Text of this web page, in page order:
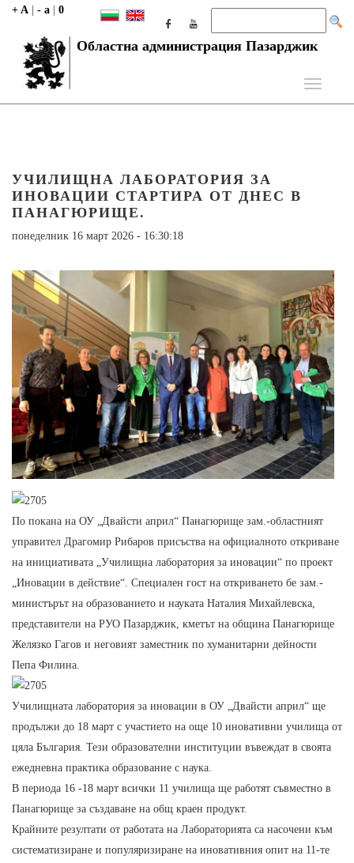
+ A - a 0
Областна администрация Пазарджик
Toggle
УЧИЛИЩНА ЛАБОРАТОРИЯ ЗА
ИНОВАЦИИ СТАРТИРА ОТ ДНЕС В
ПАНАГЮРИЩЕ.
понеделник 16 март 2026 - 16:30:18
По покана на ОУ „Двайсти април“ Панагюрище зам.-областният
управител Драгомир Рибаров присъства на официалното откриване
на инициативата „Училищна лаборатория за иновации“ по проект
„Иновации в действие“. Специален гост на откриването бе зам.-
министърът на образованието и науката Наталия Михайлевска,
представители на РУО Пазарджик, кметът на община Панагюрище
Желязко Гагов и неговият заместник по хуманитарни дейности
Пепа Филина.
Училищната лаборатория за иновации в ОУ „Двайсти април“ ще
продължи до 18 март с участието на още 10 иновативни училища от
цяла България. Тези образователни институции въвеждат в своята
ежедневна практика образование с наука.
В периода 16 -18 март всички 11 училища ще работят съвместно в
Панагюрище за създаване на общ краен продукт.
Крайните резултати от работата на Лабораторията са насочени към
систематизиране и популяризиране на иновативния опит на 11-те